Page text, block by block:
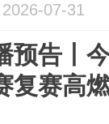
07-31
预告丨
复赛高